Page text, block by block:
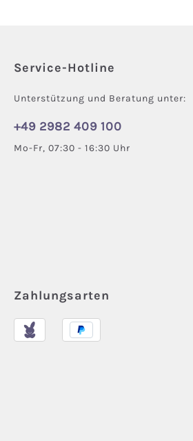
Service-Hotline
Unterstützung und Beratung unter:
+49 2982 409 100
Mo-Fr, 07:30 - 16:30 Uhr
Zahlungsarten